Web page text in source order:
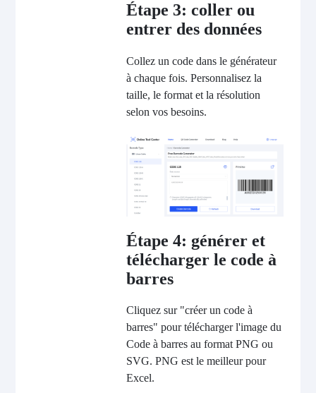
Étape 3: coller ou
entrer des données
Collez un code dans le générateur
à chaque fois. Personnalisez la
taille, le format et la résolution
selon vos besoins.
Étape 4: générer et
télécharger le code à
barres
Cliquez sur "créer un code à
barres" pour télécharger l'image du
Code à barres au format PNG ou
SVG. PNG est le meilleur pour
Excel.